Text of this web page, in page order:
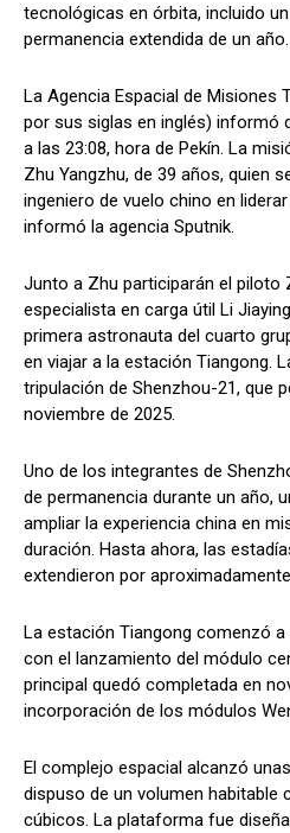
tecnológicas en órbita, incluido
permanencia extendida de un año.
La Agencia Espacial de Misiones
por sus siglas en inglés) informó
a las 23:08, hora de Pekín. La
Zhu Yangzhu, de 39 años, quien
ingeniero de vuelo chino en
informó la agencia Sputnik.
Junto a Zhu participarán el piloto
especialista en carga útil Li
primera astronauta del cuarto
en viajar a la estación Tiangong.
tripulación de Shenzhou-21, que
noviembre de 2025.
Uno de los integrantes de
de permanencia durante un año,
ampliar la experiencia china en
duración. Hasta ahora, las
extendieron por
La estación Tiangong comenzó
con el lanzamiento del módulo
principal quedó completada en
incorporación de los módulos
El complejo espacial alcanzó
dispuso de un volumen habitable
cúbicos. La plataforma fue